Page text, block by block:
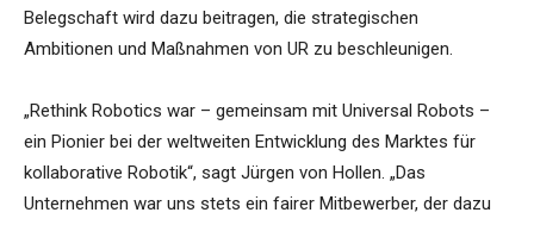
Belegschaft wird dazu beitragen, die strategischen
Ambitionen und Maßnahmen von UR zu beschleunigen.
„Rethink Robotics war – gemeinsam mit Universal Robots –
ein Pionier bei der weltweiten Entwicklung des Marktes für
kollaborative Robotik“, sagt Jürgen von Hollen. „Das
Unternehmen war uns stets ein fairer Mitbewerber, der dazu